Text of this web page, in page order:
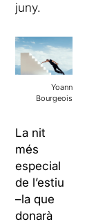
juny.
Yoann
Bourgeois
La nit
més
especial
de l’estiu
–la que
donarà